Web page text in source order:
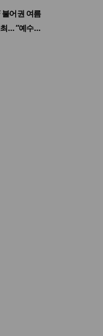
불어권 여름
… “예수…